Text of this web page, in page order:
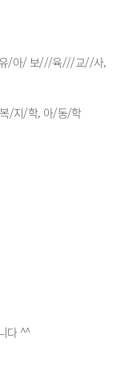
/아/ 보///육///교//사,
/지/학, 아/동/학
다 ^^